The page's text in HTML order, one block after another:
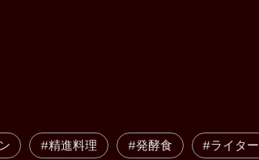
#精進料理 #発酵食 #ライター